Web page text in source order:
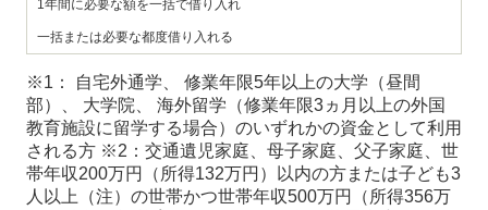
1年間に必要な額を一括で借り入れ
一括または必要な都度借り入れる
※1： 自宅外通学、 修業年限5年以上の大学（昼間
部）、 大学院、 海外留学（修業年限3ヵ月以上の外国
教育施設に留学する場合）のいずれかの資金として利用
される方 ※2：交通遺児家庭、母子家庭、父子家庭、世
帯年収200万円（所得132万円）以内の方または子ども3
人以上（注）の世帯かつ世帯年収500万円（所得356万